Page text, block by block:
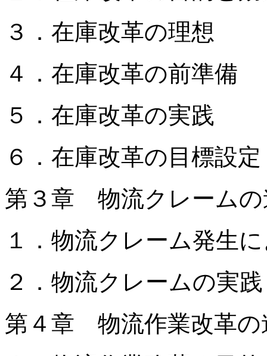
３．在庫改革の理想
４．在庫改革の前準備
５．在庫改革の実践
６．在庫改革の目標設定
第３章 物流クレームの
１．物流クレーム発生
２．物流クレームの実践
第４章 物流作業改革の